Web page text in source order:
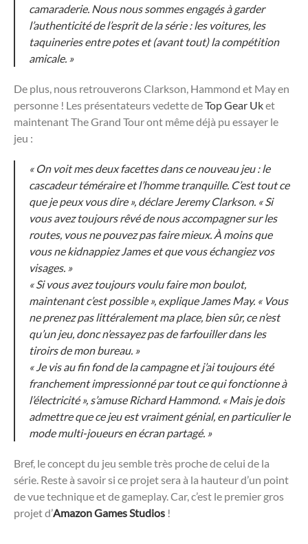
camaraderie. Nous nous sommes engagés à garder
l’authenticité de l’esprit de la série : les voitures, les
taquineries entre potes et (avant tout) la compétition
amicale. »
De plus, nous retrouverons Clarkson, Hammond et May en
personne ! Les présentateurs vedette deTop Gear Uket
maintenant The Grand Tour ont même déjà pu essayer le
jeu :
« On voit mes deux facettes dans ce nouveau jeu : le
cascadeur téméraire et l’homme tranquille. C’est tout ce
que je peux vous dire », déclare Jeremy Clarkson. « Si
vous avez toujours rêvé de nous accompagner sur les
routes, vous ne pouvez pas faire mieux. À moins que
vous ne kidnappiez James et que vous échangiez vos
visages. »
« Si vous avez toujours voulu faire mon boulot,
maintenant c’est possible », explique James May. « Vous
ne prenez pas littéralement ma place, bien sûr, ce n’est
qu’un jeu, donc n’essayez pas de farfouiller dans les
tiroirs de mon bureau. »
« Je vis au fin fond de la campagne et j’ai toujours été
franchement impressionné par tout ce qui fonctionne à
l’électricité », s’amuse Richard Hammond. « Mais je dois
admettre que ce jeu est vraiment génial, en particulier le
mode multi-joueurs en écran partagé. »
Bref, le concept du jeu semble très proche de celui de la
série. Reste à savoir si ce projet sera à la hauteur d’un point
de vue technique et de gameplay. Car, c’est le premier gros
projet d’Amazon Games Studios !